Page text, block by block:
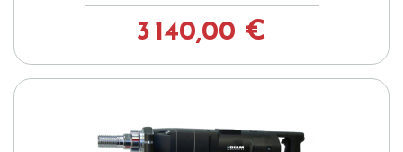
3 140,00 €